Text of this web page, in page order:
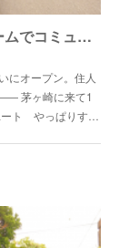
【ノマド家のユートさん】“ボードゲームでコミュニティづくりを” ノマド家のオーナーだけにとどまらないマルチな活躍。
にオープン。住人
茅ヶ崎に来て1
ート やっぱりす…